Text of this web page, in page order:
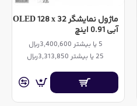
ماژول نمایشگر OLED 128 x 32
آبی 0.91 اینچ
5 یا بیشتر 3,400,600ریال
25 یا بیشتر 3,313,850ریال